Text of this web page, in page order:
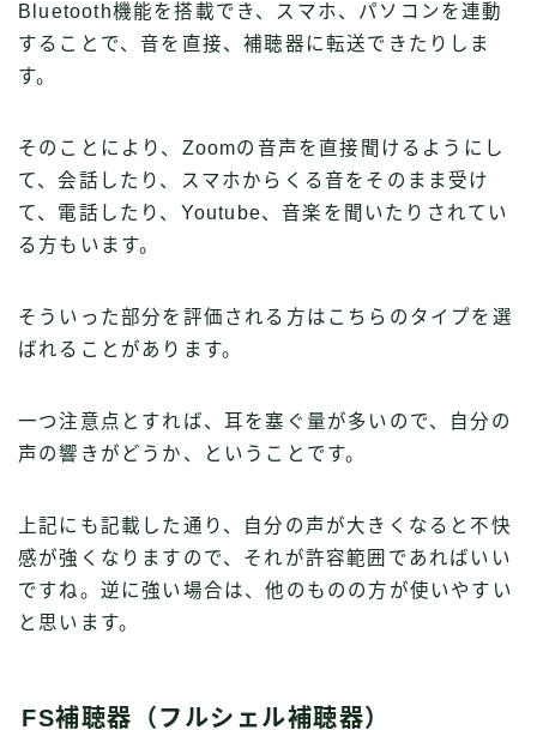
Bluetooth機能を搭載でき、スマホ、パソコンを連動
することで、音を直接、補聴器に転送できたりしま
す。
そのことにより、Zoomの音声を直接聞けるようにし
て、会話したり、スマホからくる音をそのまま受け
て、電話したり、Youtube、音楽を聞いたりされてい
る方もいます。
そういった部分を評価される方はこちらのタイプを選
ばれることがあります。
一つ注意点とすれば、耳を塞ぐ量が多いので、自分の
声の響きがどうか、ということです。
上記にも記載した通り、自分の声が大きくなると不快
感が強くなりますので、それが許容範囲であればいい
ですね。逆に強い場合は、他のものの方が使いやすい
と思います。
FS補聴器（フルシェル補聴器）